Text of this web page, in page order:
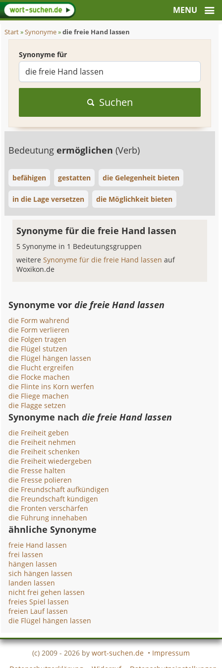
Start»Synonyme»die freie Hand lassen
Synonyme für
Suchen
Bedeutungermöglichen(Verb)
befähigen gestatten die Gelegenheit bieten
in die Lage versetzen die Möglichkeit bieten
Synonyme für die freie Hand lassen
5 Synonyme in 1 Bedeutungsgruppen
weitereSynonyme für die freie Hand lassenauf
Woxikon.de
Synonyme vordie freie Hand lassen
die Form wahrend
die Form verlieren
die Folgen tragen
die Flügel stutzen
die Flügel hängen lassen
die Flucht ergreifen
die Flocke machen
die Flinte ins Korn werfen
die Fliege machen
die Flagge setzen
Synonyme nachdie freie Hand lassen
die Freiheit geben
die Freiheit nehmen
die Freiheit schenken
die Freiheit wiedergeben
die Fresse halten
die Fresse polieren
die Freundschaft aufkündigen
die Freundschaft kündigen
die Fronten verschärfen
die Führung innehaben
ähnliche Synonyme
freie Hand lassen
frei lassen
hängen lassen
sich hängen lassen
landen lassen
nicht frei gehen lassen
freies Spiel lassen
freien Lauf lassen
die Flügel hängen lassen
(c) 2009 - 2026 by wort-suchen.de • Impressum